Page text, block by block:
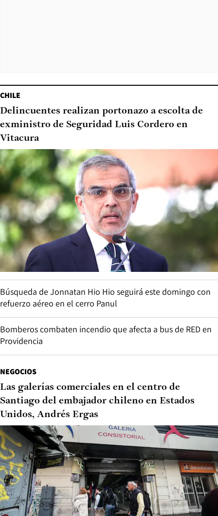
CHILE
Delincuentes realizan portonazo a escolta de
exministro de Seguridad Luis Cordero en
Vitacura
Búsqueda de Jonnatan Hio Hio seguirá este domingo con
refuerzo aéreo en el cerro Panul
Bomberos combaten incendio que afecta a bus de RED en
Providencia
NEGOCIOS
Las galerías comerciales en el centro de
Santiago del embajador chileno en Estados
Unidos, Andrés Ergas